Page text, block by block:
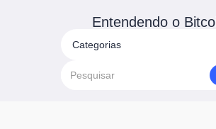
Entendendo o
Categorias